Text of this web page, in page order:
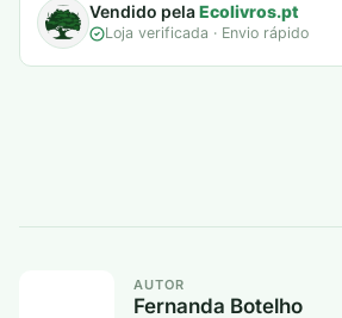
Vendido pelaEcolivros.pt
Loja verificada · Envio rápido
AUTOR
Fernanda Botelho